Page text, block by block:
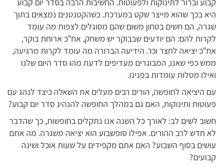
קבוע וברור לתינוקות ולפעוטות. החשיבות הרבה בסדר יום קבוע
היא בכך שהוא מייצר שקט במערכת. כשהקטנטנים נמצאים בתוך
שגרה, הם חשים בטחון משום שהם מסוגלים לצפות מה עומד
לקרות להם: הם יודעים שבבוקר יש משחק, אח"כ ארוחת בוקר,
אח"כ יציאה לחצר וכו‘. הידיעה הברורה מה עומד לקרות מרגיעה,
ממש כפי שאנו, המבוגרים מעדיפים לדעת מהו סדר היום שלנו
ואילו מטלות עומדות בפנינו.
עם היציאה לחופשה, הורים רבים מעלים את השאלה כיצד לנהג עם
פעוטות ותינוקות, האם גם במהלך החופשה להנהיג סדר יום קבוע?
חשוב לשים לב: לאורך כל השנה אנו נתקלים בחופשות, כך שהדבר
לא חדש לרב ההורים. אפילו סופשבוע הוא יציאה משגרה. מה אתם
עושים בסוף השבוע? האם אתם מקפידים על שעות אוכל ושינה
קבועים?